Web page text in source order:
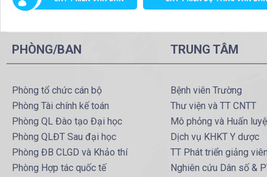
PHÒNG/BAN
Phòng tổ chức cán bộ
Phòng Tài chính kế toán
Phòng QL Đào tạo Đại học
Phòng QLĐT Sau đại học
Phòng ĐB CLGD và Khảo thí
Phòng Hợp tác quốc tế
TRUNG TÂM
Bệnh viên Trường
Thư viện và TT CNTT
Mô phỏng và Huấn
Dịch vụ KHKT Y dược
TT Phát triển giảng
Nghiên cứu Dân số &